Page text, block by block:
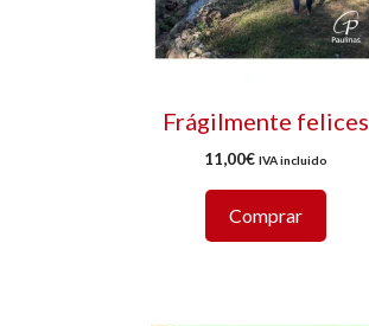
Frágilmente felices
11,00€ IVA incluido
Comprar